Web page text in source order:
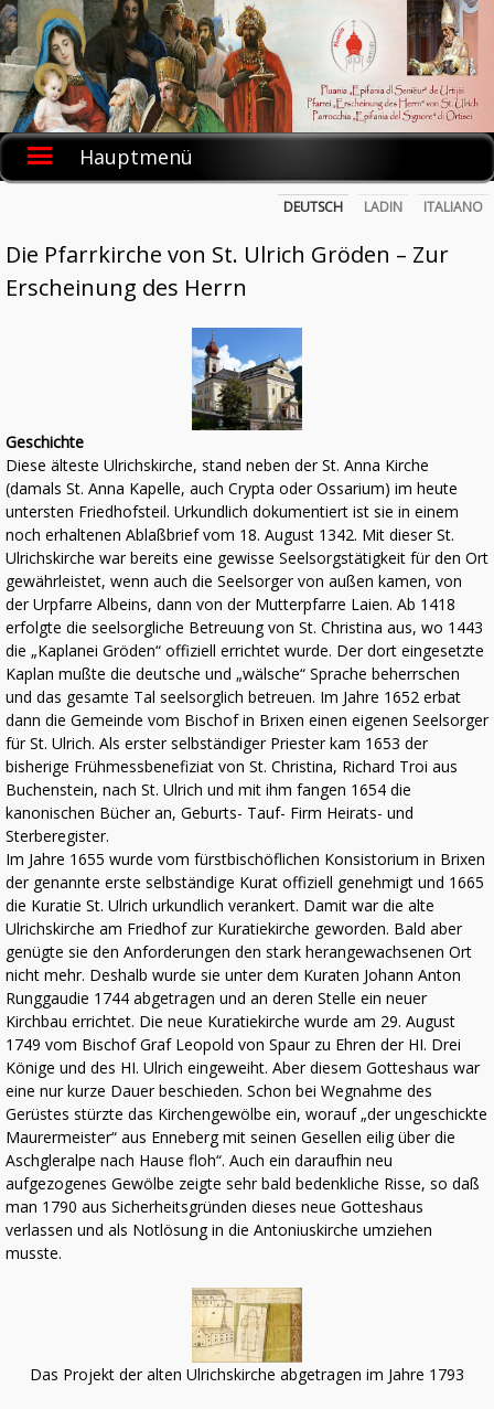
Skip
to
content
Hauptmenü
DEUTSCH LADIN ITALIANO
Die Pfarrkirche von St. Ulrich Gröden – Zur
Erscheinung des Herrn
Geschichte
Diese älteste Ulrichskirche, stand neben der St. Anna Kirche
(damals St. Anna Kapelle, auch Crypta oder Ossarium) im heute
untersten Friedhofsteil. Urkundlich dokumentiert ist sie in einem
noch erhaltenen Ablaßbrief vom 18. August 1342. Mit dieser St.
Ulrichskirche war bereits eine gewisse Seelsorgstätigkeit für den Ort
gewährleistet, wenn auch die Seelsorger von außen kamen, von
der Urpfarre Albeins, dann von der Mutterpfarre Laien. Ab 1418
erfolgte die seelsorgliche Betreuung von St. Christina aus, wo 1443
die „Kaplanei Gröden“ offiziell errichtet wurde. Der dort eingesetzte
Kaplan mußte die deutsche und „wälsche“ Sprache beherrschen
und das gesamte Tal seelsorglich betreuen. Im Jahre 1652 erbat
dann die Gemeinde vom Bischof in Brixen einen eigenen Seelsorger
für St. Ulrich. Als erster selbständiger Priester kam 1653 der
bisherige Frühmessbenefiziat von St. Christina, Richard Troi aus
Buchenstein, nach St. Ulrich und mit ihm fangen 1654 die
kanonischen Bücher an, Geburts- Tauf- Firm­ Heirats- und
Sterberegister.
Im Jahre 1655 wurde vom fürstbischöflichen Konsistorium in Brixen
der genannte erste selbständige Kurat offiziell genehmigt und 1665
die Kuratie St. Ulrich urkundlich verankert. Damit war die alte
Ulrichskirche am Friedhof zur Kuratiekirche geworden. Bald aber
genügte sie den Anforderungen den stark herangewachsenen Ort
nicht mehr. Deshalb wurde sie unter dem Kuraten Johann Anton
Runggaudie 1744 abgetragen und an deren Stelle ein neuer
Kirchbau errichtet. Die neue Kuratiekirche wurde am 29. August
1749 vom Bischof Graf Leopold von Spaur zu Ehren der HI. Drei
Könige und des HI. Ulrich eingeweiht. Aber diesem Gotteshaus war
eine nur kurze Dauer beschieden. Schon bei Wegnahme des
Gerüstes stürzte das Kirchengewölbe ein, worauf „der ungeschickte
Maurermeister“ aus Enneberg mit seinen Gesellen eilig über die
Aschgleralpe nach Hause floh“. Auch ein daraufhin neu
aufgezogenes Gewölbe zeigte sehr bald bedenkliche Risse, so daß
man 1790 aus Sicherheitsgründen dieses neue Gotteshaus
verlassen und als Notlösung in die Antoniuskirche umziehen
musste.
Das Projekt der alten Ulrichskirche abgetragen im Jahre 1793